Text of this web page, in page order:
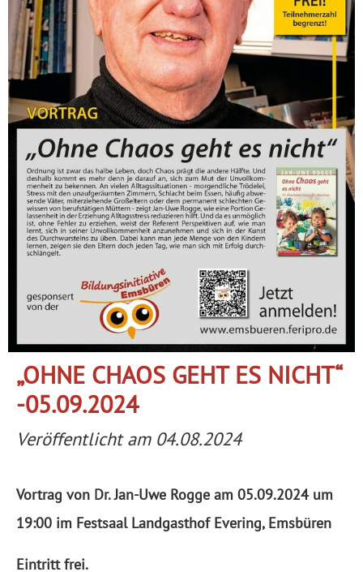
„OHNE CHAOS GEHT ES NICHT“
-05.09.2024
Veröffentlicht am 04.08.2024
Vortrag von Dr. Jan-Uwe Rogge am 05.09.2024 um
19:00 im Festsaal Landgasthof Evering, Emsbüren
Eintritt frei.